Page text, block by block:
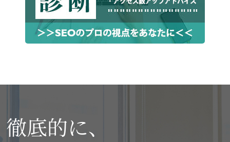
徹底的に、